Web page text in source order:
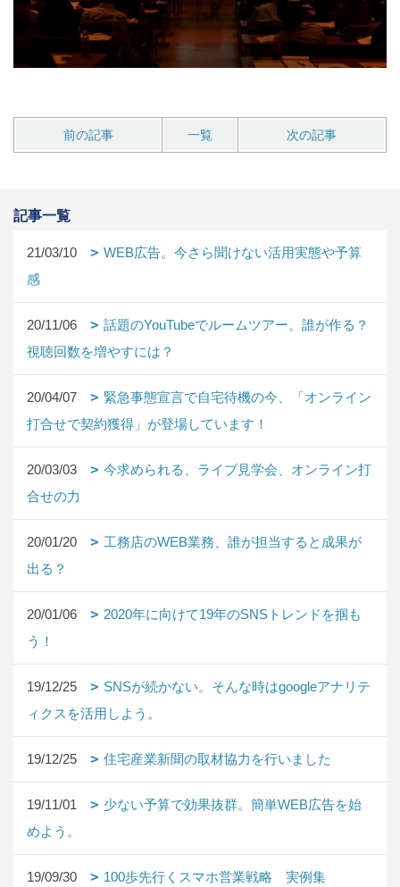
前の記事 一覧 次の記事
記事一覧
21/03/10
WEB広告。今さら聞けない活用実態や予算
感
20/11/06
話題のYouTubeでルームツアー。誰が作る？
視聴回数を増やすには？
20/04/07
緊急事態宣言で自宅待機の今、「オンライン
打合せで契約獲得」が登場しています！
20/03/03
今求められる、ライブ見学会、オンライン打
合せの力
20/01/20
工務店のWEB業務、誰が担当すると成果が
出る？
20/01/06
2020年に向けて19年のSNSトレンドを掴も
う！
19/12/25
SNSが続かない。そんな時はgoogleアナリテ
ィクスを活用しよう。
19/12/25 住宅産業新聞の取材協力を行いました
19/11/01
少ない予算で効果抜群。簡単WEB広告を始
めよう。
19/09/30 100歩先行くスマホ営業戦略 実例集